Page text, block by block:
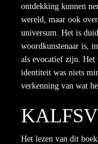
ontdekking kunnen
wereld, maar ook
universum. Het is
woordkunstenaar is,
als evocatief zijn. Het
identiteit was niets
verkenning van wat
Het lezen van dit